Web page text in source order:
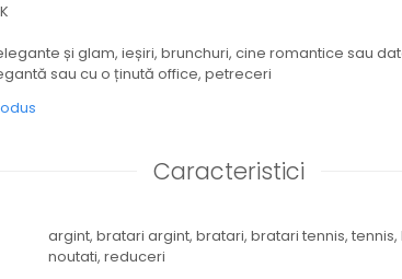
și glam, ieșiri, brunchuri, cine romantice sau
sau cu o ținută office, petreceri
Caracteristici
argint, bratari argint, bratari, bratari tennis, tennis,
noutati, reduceri